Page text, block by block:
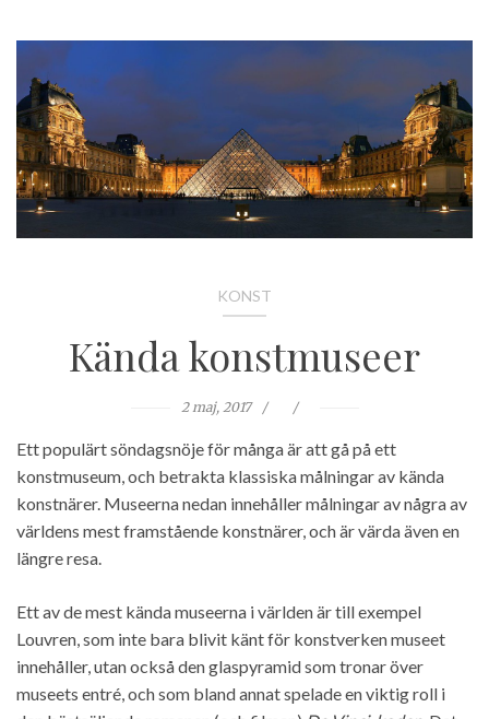
KONST
Kända konstmuseer
2 maj, 2017
Ett populärt söndagsnöje för många är att gå på ett
konstmuseum, och betrakta klassiska målningar av kända
konstnärer. Museerna nedan innehåller målningar av några av
världens mest framstående konstnärer, och är värda även en
längre resa.
Ett av de mest kända museerna i världen är till exempel
Louvren, som inte bara blivit känt för konstverken museet
innehåller, utan också den glaspyramid som tronar över
museets entré, och som bland annat spelade en viktig roll i